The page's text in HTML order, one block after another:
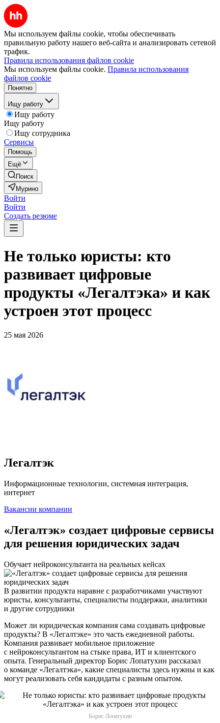
Мы используем файлы cookie, чтобы обеспечивать
правильную работу нашего веб-сайта и анализировать сетевой
трафик.
Правила использования файлов cookie
Мы используем файлы cookie. Правила использования
файлов cookie
Понятно
Ищу работу
Ищу работу
Ищу работу
Ищу сотрудника
Сервисы
Помощь
Ещё
Поиск
Мурино
Войти
Войти
Создать резюме
Не только юристы: кто
развивает цифровые
продукты «Легалтэка» и как
устроен этот процесс
25 мая 2026
Легалтэк
Информационные технологии, системная интеграция,
интернет
Вакансии компании
«Легалтэк» создает цифровые сервисы
для решения юридических задач
Обучает нейроконсультанта на реальных кейсах
В развитии продукта наравне с разработчиками участвуют
юристы, консультанты, специалисты поддержки, аналитики
и другие сотрудники
Может ли юридическая компания сама создавать цифровые
продукты? В «Легалтэке» это часть ежедневной работы.
Компания развивает мобильное приложение
с нейроконсультантом на стыке права, ИТ и клиентского
опыта. Генеральный директор Борис Лопатухин рассказал
о команде «Легалтэка», какие специалисты здесь нужны и как
могут реализовать себя кандидаты с разным опытом.
Борис Лопатухин